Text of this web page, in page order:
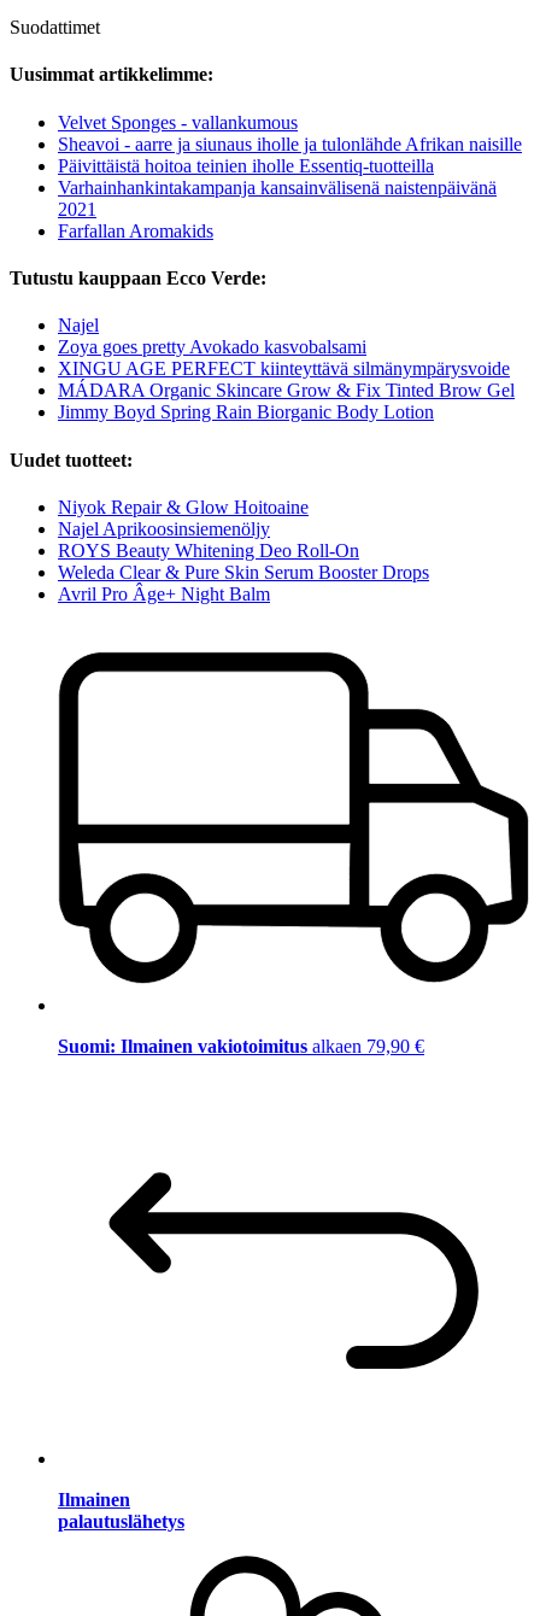
Suodattimet
Uusimmat artikkelimme:
Velvet Sponges - vallankumous
Sheavoi - aarre ja siunaus iholle ja tulonlähde Afrikan naisille
Päivittäistä hoitoa teinien iholle Essentiq-tuotteilla
Varhainhankintakampanja kansainvälisenä naistenpäivänä
2021
Farfallan Aromakids
Tutustu kauppaan Ecco Verde:
Najel
Zoya goes pretty Avokado kasvobalsami
XINGU AGE PERFECT kiinteyttävä silmänympärysvoide
MÁDARA Organic Skincare Grow & Fix Tinted Brow Gel
Jimmy Boyd Spring Rain Biorganic Body Lotion
Uudet tuotteet:
Niyok Repair & Glow Hoitoaine
Najel Aprikoosinsiemenöljy
ROYS Beauty Whitening Deo Roll-On
Weleda Clear & Pure Skin Serum Booster Drops
Avril Pro Âge+ Night Balm
Suomi: Ilmainen vakiotoimitus alkaen 79,90 €
Ilmainen
palautuslähetys